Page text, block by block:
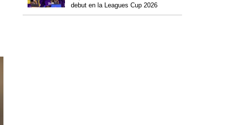
debut en la Leagues Cup 2026